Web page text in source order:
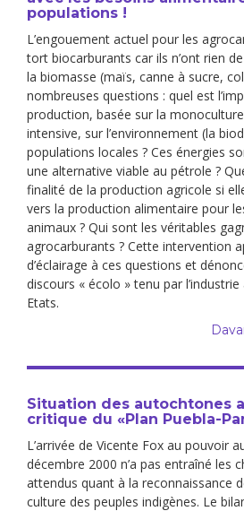
populations !
L’engouement actuel pour les
tort biocarburants car ils n’ont rien
la biomasse (maïs, canne à sucre,
nombreuses questions : quel est
production, basée sur la monoculture
intensive, sur l’environnement (la
populations locales ? Ces énergies
une alternative viable au pétrole ?
finalité de la production agricole si
vers la production alimentaire pour
animaux ? Qui sont les véritables
agrocarburants ? Cette intervention
d’éclairage à ces questions et
discours « écolo » tenu par
Etats.
Situation des autochtones
critique du «Plan Puebla-
L’arrivée de Vicente Fox au pouvoir
décembre 2000 n’a pas entraîné les
attendus quant à la reconnaissance
culture des peuples indigènes. Le